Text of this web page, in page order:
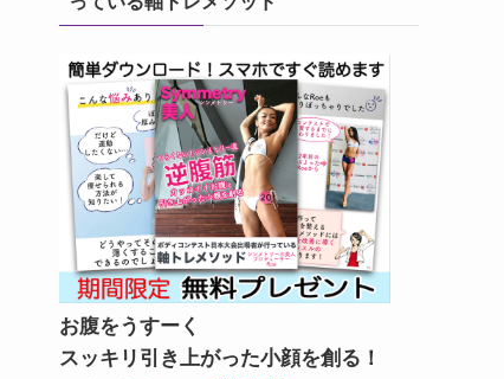
お腹をうすーく
スッキリ引き上がった小顔を創る！